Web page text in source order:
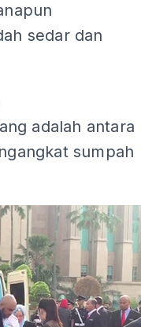
sedar dan
adalah antara
sumpah